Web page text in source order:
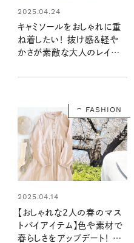
2025.04.24
キャミソールをおしゃれに重
ね着したい！ 抜け感＆軽や
かさが素敵な大人のレイヤー
FASHION
2025.04.14
【おしゃれな2人の春のマス
トバイアイテム】色や素材で
春らしさをアップデート！ 新